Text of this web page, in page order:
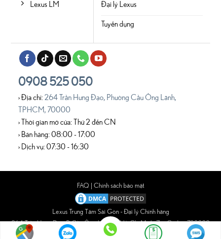
Lexus LM Đại lý Lexus
Tuyển dụng
0908 525 050
› Địa chỉ:264 Trần Hưng Đạo, Phường Cầu Ông Lãnh,
TPHCM, 70000
› Thời gian mở cửa: Thứ 2 đến CN
› Bán hàng: 08:00 - 17:00
› Dịch vụ: 07:30 - 16:30
FAQ | Chính sách bảo mật
Lexus Trung Tâm Sài Gòn - Đại lý Chính hãng
264 Trần Hưng Đạo, P. Cầu Ông Lãnh, Tp Hồ Chí Minh, Zip Code - 700000